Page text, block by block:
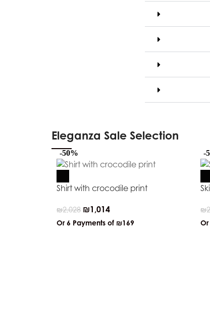
Eleganza Sale Selection
-50%
Shirt with crocodile print
₪2,028 ₪1,014
Or 6 Payments of ₪169
-
₪